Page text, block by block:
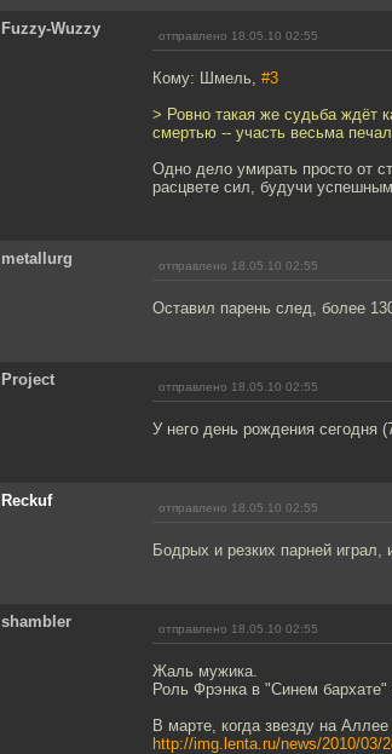
Fuzzy-Wuzzy отправлено 18.05.10 02:55
Кому: Шмель, #3
> Ровно такая же судьба ждёт
смертью -- участь весьма
Одно дело умирать просто от
расцвете сил, будучи
metallurg отправлено 18.05.10 02:55
Оставил парень след, более
Project отправлено 18.05.10 02:55
У него день рождения сегодня
Reckuf отправлено 18.05.10 02:55
Бодрых и резких парней
shambler отправлено 18.05.10 02:55
Жаль мужика.
Роль Фрэнка в "Синем
В марте, когда звезду на
http://img.lenta.ru/news/2010/03/